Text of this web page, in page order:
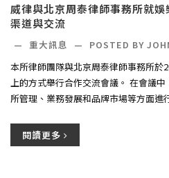
威律與北京周泰律師事務所就
渠道與交流
— 重大訊息 —
POSTED BY
本所律師團隊與北京周泰律師事務所於
上的方式舉行合作交流會議。 在會議
所管理、業務發展和品牌市場等方面進
閱讀更多